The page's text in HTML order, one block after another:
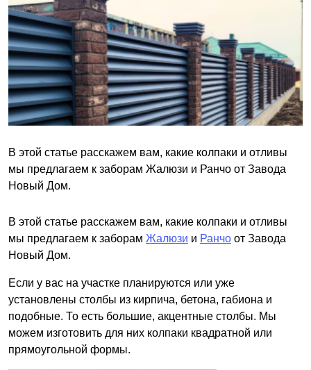
В этой статье расскажем вам, какие колпаки и отливы
мы предлагаем к заборам Жалюзи и Ранчо от Завода
Новый Дом.
В этой статье расскажем вам, какие колпаки и отливы
мы предлагаем к заборам Жалюзи и Ранчо от Завода
Новый Дом.
Если у вас на участке планируются или уже
установлены столбы из кирпича, бетона, габиона и
подобные. То есть большие, акцентные столбы. Мы
можем изготовить для них колпаки квадратной или
прямоугольной формы.